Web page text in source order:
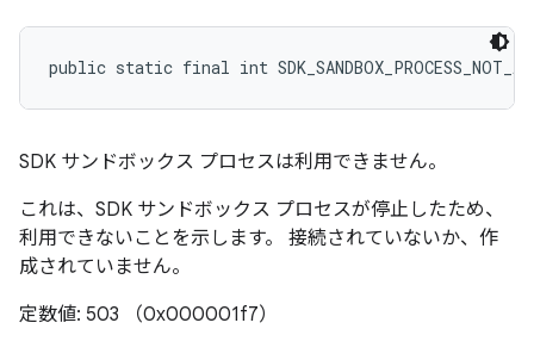
public static final int
SDK サンドボックス プロセスは利用できません。
これは、SDK サンドボックス プロセスが停止したため、
利用できないことを示します。 接続されていないか、作
成されていません。
定数値: 503 （0x000001f7）